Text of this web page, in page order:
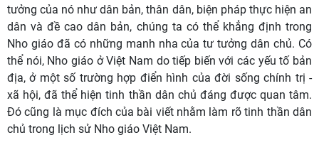
tưởng của nó như dân bản, thân dân, biện pháp thực hiện an
dân và đề cao dân bản, chúng ta có thể khẳng định trong
Nho giáo đã có những manh nha của tư tưởng dân chủ. Có
thể nói, Nho giáo ở Việt Nam do tiếp biến với các yếu tố bản
địa, ở một số trường hợp điển hình của đời sống chính trị -
xã hội, đã thể hiện tinh thần dân chủ đáng được quan tâm.
Đó cũng là mục đích của bài viết nhằm làm rõ tinh thần dân
chủ trong lịch sử Nho giáo Việt Nam.